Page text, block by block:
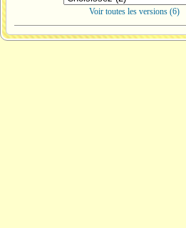
Voir toutes les versions (6)